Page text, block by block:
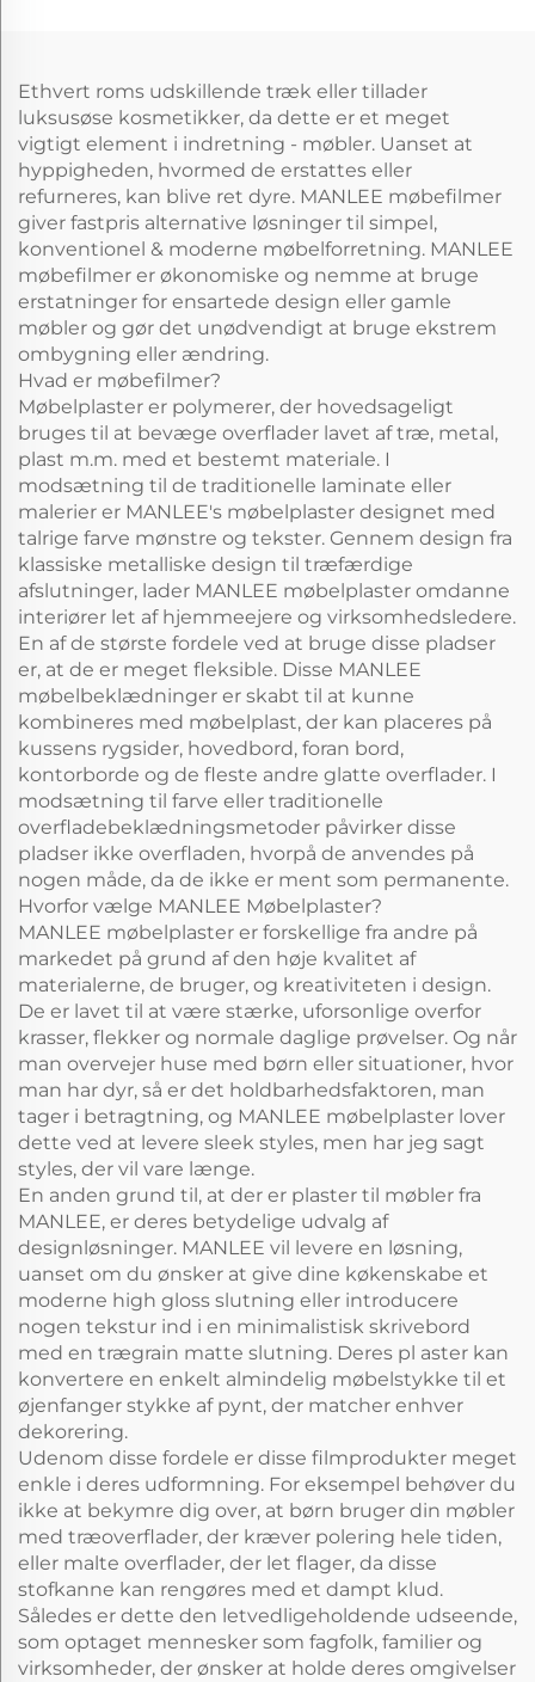
Ethvert roms udskillende træk eller tillader
luksusøse kosmetikker, da dette er et meget
vigtigt element i indretning - møbler. Uanset at
hyppigheden, hvormed de erstattes eller
refurneres, kan blive ret dyre. MANLEE møbefilmer
giver fastpris alternative løsninger til simpel,
konventionel & moderne møbelforretning. MANLEE
møbefilmer er økonomiske og nemme at bruge
erstatninger for ensartede design eller gamle
møbler og gør det unødvendigt at bruge ekstrem
ombygning eller ændring.
Hvad er møbefilmer?
Møbelplaster er polymerer, der hovedsageligt
bruges til at bevæge overflader lavet af træ, metal,
plast m.m. med et bestemt materiale. I
modsætning til de traditionelle laminate eller
malerier er MANLEE's møbelplaster designet med
talrige farve mønstre og tekster. Gennem design fra
klassiske metalliske design til træfærdige
afslutninger, lader MANLEE møbelplaster omdanne
interiører let af hjemmeejere og virksomhedsledere.
En af de største fordele ved at bruge disse pladser
er, at de er meget fleksible. Disse MANLEE
møbelbeklædninger er skabt til at kunne
kombineres med møbelplast, der kan placeres på
kussens rygsider, hovedbord, foran bord,
kontorborde og de fleste andre glatte overflader. I
modsætning til farve eller traditionelle
overfladebeklædningsmetoder påvirker disse
pladser ikke overfladen, hvorpå de anvendes på
nogen måde, da de ikke er ment som permanente.
Hvorfor vælge MANLEE Møbelplaster?
MANLEE møbelplaster er forskellige fra andre på
markedet på grund af den høje kvalitet af
materialerne, de bruger, og kreativiteten i design.
De er lavet til at være stærke, uforsonlige overfor
krasser, flekker og normale daglige prøvelser. Og når
man overvejer huse med børn eller situationer, hvor
man har dyr, så er det holdbarhedsfaktoren, man
tager i betragtning, og MANLEE møbelplaster lover
dette ved at levere sleek styles, men har jeg sagt
styles, der vil vare længe.
En anden grund til, at der er plaster til møbler fra
MANLEE, er deres betydelige udvalg af
designløsninger. MANLEE vil levere en løsning,
uanset om du ønsker at give dine køkenskabe et
moderne high gloss slutning eller introducere
nogen tekstur ind i en minimalistisk skrivebord
med en trægrain matte slutning. Deres pl aster kan
konvertere en enkelt almindelig møbelstykke til et
øjenfanger stykke af pynt, der matcher enhver
dekorering.
Udenom disse fordele er disse filmprodukter meget
enkle i deres udformning. For eksempel behøver du
ikke at bekymre dig over, at børn bruger din møbler
med træoverflader, der kræver polering hele tiden,
eller malte overflader, der let flager, da disse
stofkanne kan rengøres med et dampt klud.
Således er dette den letvedligeholdende udseende,
som optaget mennesker som fagfolk, familier og
virksomheder, der ønsker at holde deres omgivelser